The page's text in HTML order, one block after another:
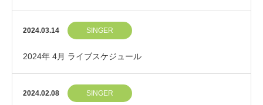
2024.03.14 SINGER
2024年 4月 ライブスケジュール
2024.02.08 SINGER